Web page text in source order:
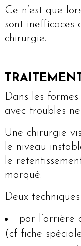
Ce n’est que
sont inefficaces
chirurgie.
Dans les
avec troubles
Une chirurgie
le niveau
le
marqué.
Deux
par l’arrière
(cf fiche